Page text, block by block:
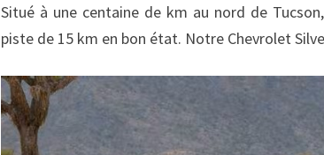
Situé à une centaine de km au nord de
piste de 15 km en bon état. Notre Chevrolet